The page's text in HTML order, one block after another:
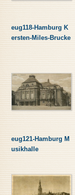
eug118-Hamburg K
ersten-Miles-Brucke
eug121-Hamburg M
usikhalle